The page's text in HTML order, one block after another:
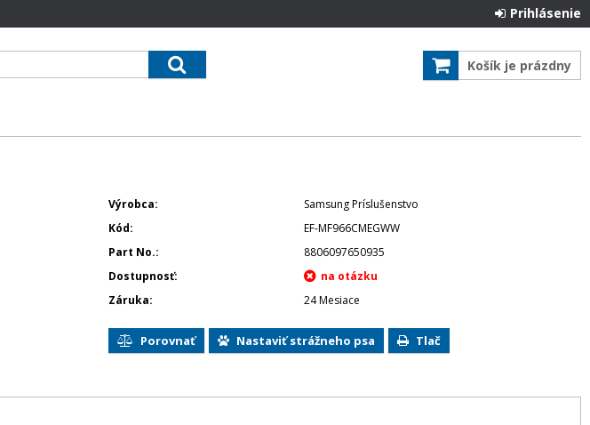
Prihlásenie
Košík je prázdny
Výrobca
Samsung Príslušenstvo
Kód
EF-MF966CMEGWW
Part No.
8806097650935
Dostupnosť
Záruka
24 Mesiace
Porovnať Nastaviť strážneho psa Tlač